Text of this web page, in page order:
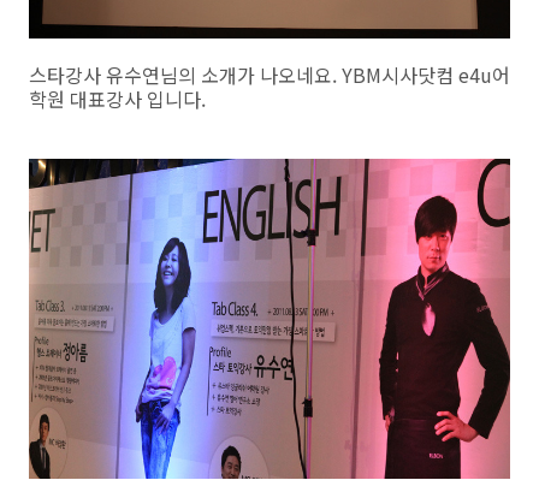
스타강사 유수연님의 소개가 나오네요. YBM시사닷컴 e4u어
학원 대표강사 입니다.